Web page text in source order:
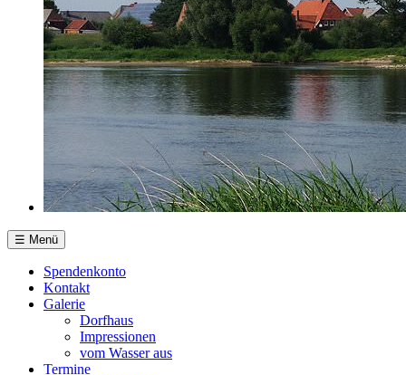
☰ Menü
Spendenkonto
Kontakt
Galerie
Dorfhaus
Impressionen
vom Wasser aus
Termine